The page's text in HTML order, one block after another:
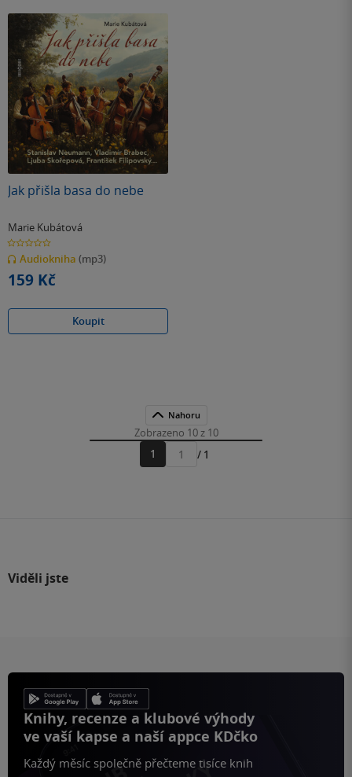
Jak přišla basa do nebe
Marie Kubátová
0.0
z
5
hvězdiček
Audiokniha (mp3)
159 Kč
Koupit
Nahoru
Zobrazeno 10 z 10
1
Přejít
/ 1
Viděli jste
Knihy, recenze a klubové výhody
ve vaší kapse a naší appce KDčko
Každý měsíc společně přečteme tisíce knih